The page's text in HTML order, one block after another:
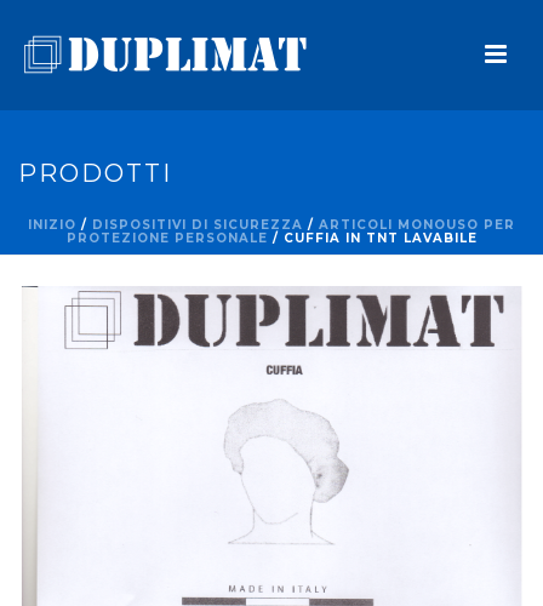
PRODOTTI
INIZIO / DISPOSITIVI DI SICUREZZA / ARTICOLI MONOUSO PER
PROTEZIONE PERSONALE / CUFFIA IN TNT LAVABILE